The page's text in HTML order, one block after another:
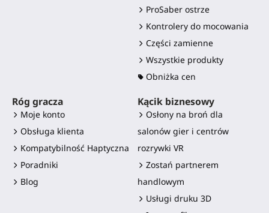
ProSaber ostrze
Kontrolery do mocowania
Części zamienne
Wszystkie produkty
Obniżka cen
Róg gracza
Moje konto
Obsługa klienta
Kompatybilność Haptyczna
Poradniki
Blog
Kącik biznesowy
Osłony na broń dla
salonów gier i centrów
rozrywki VR
Zostań partnerem
handlowym
Usługi druku 3D